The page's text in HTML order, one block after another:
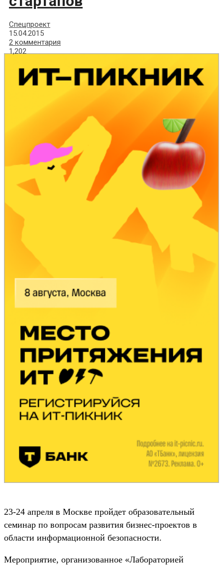
Спецпроект
15.04.2015
2 комментария
1,202
23-24 апреля в Москве пройдет образовательный
семинар по вопросам развития бизнес-проектов в
области информационной безопасности.
Мероприятие, организованное «Лабораторией